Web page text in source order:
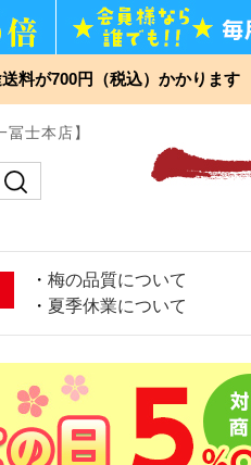
料が700円（税込）かかります
士本店】
・ 梅の品質について
・ 夏季休業について